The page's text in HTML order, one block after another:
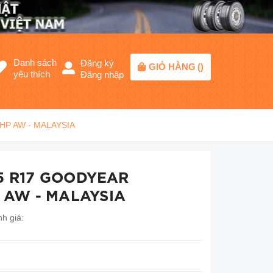
Danh sách
yêu thích
Đăng ký
Đăng nhập
GIỎ HÀNG ()
AW - MALAYSIA
GOODYEAR
AW - MALAYSIA
giá: